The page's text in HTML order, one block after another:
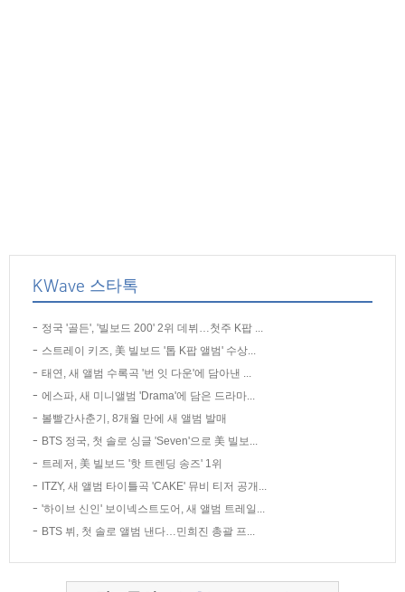
KWave 스타톡
정국 '골든', '빌보드 200' 2위 데뷔…첫주 K팝 ...
스트레이 키즈, 美 빌보드 '톱 K팝 앨범' 수상...
태연, 새 앨범 수록곡 '번 잇 다운'에 담아낸 ...
에스파, 새 미니앨범 'Drama'에 담은 드라마...
볼빨간사춘기, 8개월 만에 새 앨범 발매
BTS 정국, 첫 솔로 싱글 'Seven'으로 美 빌보...
트레저, 美 빌보드 '핫 트렌딩 송즈' 1위
ITZY, 새 앨범 타이틀곡 'CAKE' 뮤비 티저 공개...
'하이브 신인' 보이넥스트도어, 새 앨범 트레일...
BTS 뷔, 첫 솔로 앨범 낸다…민희진 총괄 프...